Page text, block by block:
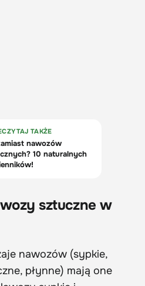
sztuczne w
nawozów (sypkie,
płynne) mają one